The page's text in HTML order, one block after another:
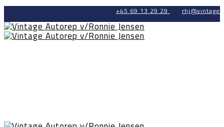
+45 69 13 29 29